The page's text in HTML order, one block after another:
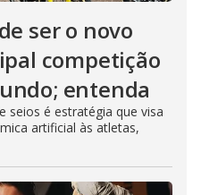
ser o novo
competição
entenda
seios é estratégia que visa
artificial às atletas,